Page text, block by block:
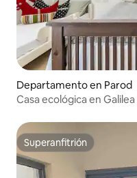
Departamento en Parod
Casa ecológica en Galilea
Superanfitrión
Superanfitrión